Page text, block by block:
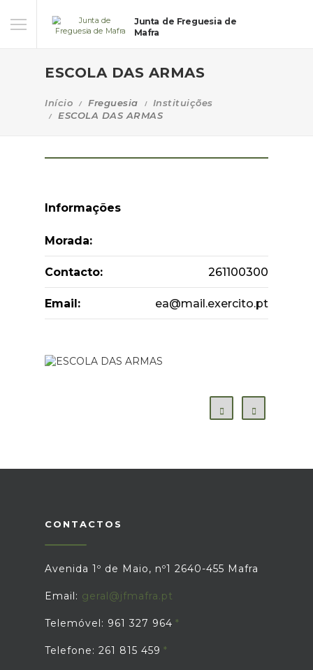
Junta de Freguesia de
Mafra
ESCOLA DAS ARMAS
Início Freguesia
Instituições
ESCOLA DAS ARMAS
Informações
Morada:
Contacto: 261100300
Email: ea@mail.exercito.pt
CONTACTOS
Avenida 1º de Maio, nº1 2640-455 Mafra
Email: geral@jfmafra.pt
Telemóvel: 961 327 964
Telefone: 261 815 459